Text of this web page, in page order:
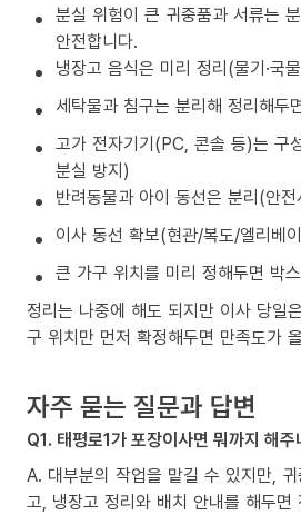
분실 위험이 큰 귀중품과 서류는
안전합니다.
냉장고 음식은 미리 정리(물기·국
세탁물과 침구는 분리해 정리해두
고가 전자기기(PC, 콘솔 등)는 구
분실 방지)
반려동물과 아이 동선은 분리(안
이사 동선 확보(현관/복도/엘리베
큰 가구 위치를 미리 정해두면 박
정리는 나중에 해도 되지만 이사 당일
구 위치만 먼저 확정해두면 만족도가
자주 묻는 질문과 답변
Q1. 태평로1가 포장이사면 뭐까지 해주
A. 대부분의 작업을 맡길 수 있지만,
고, 냉장고 정리와 배치 안내를 해두면